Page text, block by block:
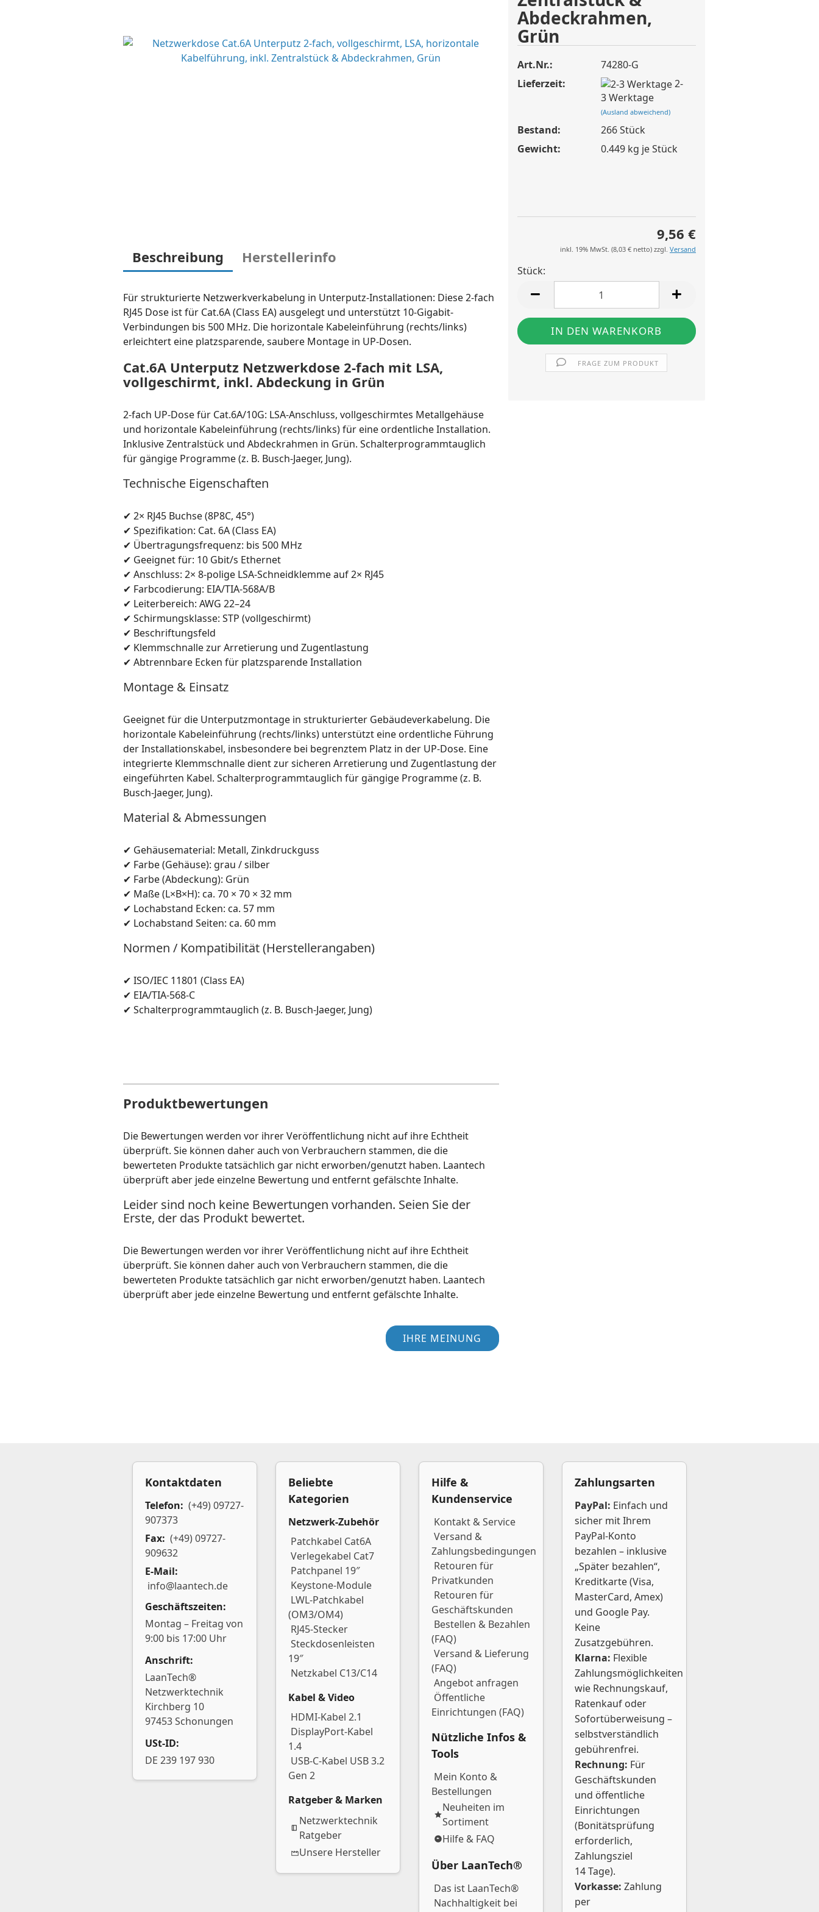
Abdeckrahmen,
Grün
Art.Nr.:
74280-G
Lieferzeit:
2-
3 Werktage
(Ausland abweichend)
Bestand: 266Stück
Gewicht:
0.449kg je Stück
9,56 €
inkl. 19% MwSt. (8,03 € netto) zzgl. Versand
Stück:
Stück
FRAGE ZUM PRODUKT
Beschreibung Herstellerinfo
Für strukturierte Netzwerkverkabelung in Unterputz-Installationen: Diese 2-fach
RJ45 Dose ist für Cat.6A (Class EA) ausgelegt und unterstützt 10-Gigabit-
Verbindungen bis 500 MHz. Die horizontale Kabeleinführung (rechts/links)
erleichtert eine platzsparende, saubere Montage in UP-Dosen.
Cat.6A Unterputz Netzwerkdose 2-fach mit LSA,
vollgeschirmt, inkl. Abdeckung in Grün
2-fach UP-Dose für Cat.6A/10G: LSA-Anschluss, vollgeschirmtes Metallgehäuse
und horizontale Kabeleinführung (rechts/links) für eine ordentliche Installation.
Inklusive Zentralstück und Abdeckrahmen in Grün. Schalterprogrammtauglich
für gängige Programme (z. B. Busch-Jaeger, Jung).
Technische Eigenschaften
✔ 2× RJ45 Buchse (8P8C, 45°)
✔ Spezifikation: Cat. 6A (Class EA)
✔ Übertragungsfrequenz: bis 500 MHz
✔ Geeignet für: 10 Gbit/s Ethernet
✔ Anschluss: 2× 8-polige LSA-Schneidklemme auf 2× RJ45
✔ Farbcodierung: EIA/TIA-568A/B
✔ Leiterbereich: AWG 22–24
✔ Schirmungsklasse: STP (vollgeschirmt)
✔ Beschriftungsfeld
✔ Klemmschnalle zur Arretierung und Zugentlastung
✔ Abtrennbare Ecken für platzsparende Installation
Montage & Einsatz
Geeignet für die Unterputzmontage in strukturierter Gebäudeverkabelung. Die
horizontale Kabeleinführung (rechts/links) unterstützt eine ordentliche Führung
der Installationskabel, insbesondere bei begrenztem Platz in der UP-Dose. Eine
integrierte Klemmschnalle dient zur sicheren Arretierung und Zugentlastung der
eingeführten Kabel. Schalterprogrammtauglich für gängige Programme (z. B.
Busch-Jaeger, Jung).
Material & Abmessungen
✔ Gehäusematerial: Metall, Zinkdruckguss
✔ Farbe (Gehäuse): grau / silber
✔ Farbe (Abdeckung): Grün
✔ Maße (L×B×H): ca. 70 × 70 × 32 mm
✔ Lochabstand Ecken: ca. 57 mm
✔ Lochabstand Seiten: ca. 60 mm
Normen / Kompatibilität (Herstellerangaben)
✔ ISO/IEC 11801 (Class EA)
✔ EIA/TIA-568-C
✔ Schalterprogrammtauglich (z. B. Busch-Jaeger, Jung)
Produktbewertungen
Die Bewertungen werden vor ihrer Veröffentlichung nicht auf ihre Echtheit
überprüft. Sie können daher auch von Verbrauchern stammen, die die
bewerteten Produkte tatsächlich gar nicht erworben/genutzt haben. Laantech
überprüft aber jede einzelne Bewertung und entfernt gefälschte Inhalte.
Leider sind noch keine Bewertungen vorhanden. Seien Sie der
Erste, der das Produkt bewertet.
Die Bewertungen werden vor ihrer Veröffentlichung nicht auf ihre Echtheit
überprüft. Sie können daher auch von Verbrauchern stammen, die die
bewerteten Produkte tatsächlich gar nicht erworben/genutzt haben. Laantech
überprüft aber jede einzelne Bewertung und entfernt gefälschte Inhalte.
IHRE MEINUNG
Kontaktdaten
Telefon: (+49) 09727-
907373
Fax: (+49) 09727-
909632
E-Mail:
info@laantech.de
Geschäftszeiten:
Montag – Freitag von
9:00 bis 17:00 Uhr
Anschrift:
LaanTech®
Netzwerktechnik
Kirchberg 10
97453 Schonungen
USt-ID:
DE 239 197 930
Beliebte
Kategorien
Netzwerk-Zubehör
Patchkabel Cat6A
Verlegekabel Cat7
Patchpanel 19″
Keystone-Module
LWL-Patchkabel
(OM3/OM4)
RJ45-Stecker
Steckdosenleisten
19″
Netzkabel C13/C14
Kabel & Video
HDMI-Kabel 2.1
DisplayPort-Kabel
1.4
USB-C-Kabel USB 3.2
Gen 2
Ratgeber & Marken
Netzwerktechnik
Ratgeber
Unsere Hersteller
Hilfe &
Kundenservice
Kontakt & Service
Versand &
Zahlungsbedingungen
Retouren für
Privatkunden
Retouren für
Geschäftskunden
Bestellen & Bezahlen
(FAQ)
Versand & Lieferung
(FAQ)
Angebot anfragen
Öffentliche
Einrichtungen (FAQ)
Nützliche Infos &
Tools
Mein Konto &
Bestellungen
Neuheiten im
Sortiment
Hilfe & FAQ
Über LaanTech®
Das ist LaanTech®
Nachhaltigkeit bei
Zahlungsarten
PayPal: Einfach und
sicher mit Ihrem
PayPal-Konto
bezahlen – inklusive
„Später bezahlen“,
Kreditkarte (Visa,
MasterCard, Amex)
und Google Pay.
Keine
Zusatzgebühren.
Klarna: Flexible
Zahlungsmöglichkeiten
wie Rechnungskauf,
Ratenkauf oder
Sofortüberweisung –
selbstverständlich
gebührenfrei.
Rechnung: Für
Geschäftskunden
und öffentliche
Einrichtungen
(Bonitätsprüfung
erforderlich,
Zahlungsziel
14 Tage).
Vorkasse: Zahlung
per